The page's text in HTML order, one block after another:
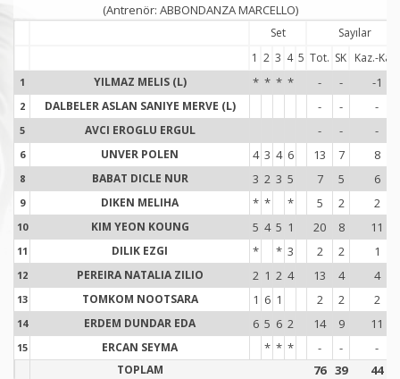
(Antrenör: ABBONDANZA MARCELLO)
Set
Sayılar
1 2 3 4 5 Tot. SK Kaz.-Kay.
1 YILMAZ MELIS (L) * * * * - - -1
2 DALBELER ASLAN SANIYE MERVE (L) - - -
5 AVCI EROGLU ERGUL - - -
6 UNVER POLEN 4 3 4 6 13 7 8
8 BABAT DICLE NUR 3 2 3 5 7 5 6
9 DIKEN MELIHA * * * 5 2 2
10 KIM YEON KOUNG 5 4 5 1 20 8 11
11 DILIK EZGI * * 3 2 2 1
12 PEREIRA NATALIA ZILIO 2 1 2 4 13 4 4
13 TOMKOM NOOTSARA 1 6 1 2 2 2
14 ERDEM DUNDAR EDA 6 5 6 2 14 9 11
15 ERCAN SEYMA * * * - - -
TOPLAM 76 39 44